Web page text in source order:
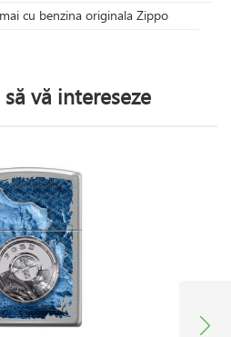
cu benzina originala Zippo
vă intereseze